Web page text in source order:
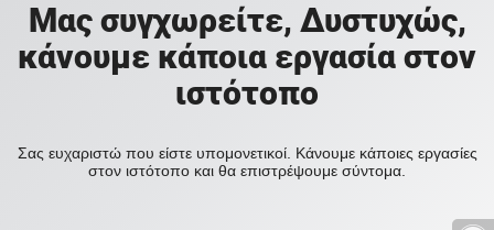
Μας συγχωρείτε, Δυστυχώς,
κάνουμε κάποια εργασία στον
ιστότοπο
Σας ευχαριστώ που είστε υπομονετικοί. Κάνουμε κάποιες εργασίες
στον ιστότοπο και θα επιστρέψουμε σύντομα.